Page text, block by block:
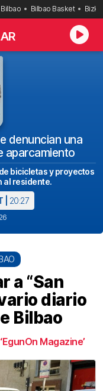
Bilbao Bilbao Basket
denuncian una
aparcamiento
bicicletas y proyectos
al residente.
| 20:27
a “San
diario
Bilbao
Magazine’